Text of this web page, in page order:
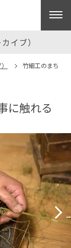
イブ）
竹細工のまち
に触れる